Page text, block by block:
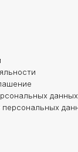
данных
персональных